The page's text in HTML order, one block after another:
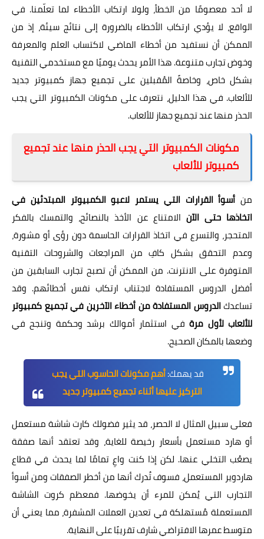
لا أحد معصومًا من الخطأ، ولولا ارتكاب الأخطاء لما تعلّمنا. في
الواقع، لا يؤدي ارتكاب الأخطاء بالضرورة إلى نتائج سيئة، إذ من
الممكن أن نستفيد من أخطاء الماضي لاكتساب العلم والمعرفة
وخوض تجارب متنوعة. هذا الأمر يحدث يوميًا مع مستخدمي التقنية
بشكل خاص، وخاصةً المُقبلين على تجميع جهاز كمبيوتر جديد
للألعاب. في هذا الدليل، نتعرف على مكونات الكمبيوتر التي يجب
الحذر منها عند تجميع جهاز للألعاب.
مكونات الكمبيوتر التي يجب الحذر منها عند تجميع
كمبيوتر للألعاب
من أسوأ القرارات التي يستمر لاعبو الكمبيوتر المبتدئين في
اتخاذها حتى الآن الامتناع عن الأخذ بالنصائح، والتمسك بالفكر
المتحجر، والتسرع في اتخاذ القرارات الحاسمة دون رؤى أو مشورة،
وعدم التحقق بشكل كافِ من المراجعات والشروحات التقنية
المتوفرة على الانترنت. من الممكن أن تصبح تجارب السابقين من
أفضل الدروس المستفادة لاجتناب ارتكاب نفس أخطائهم. وقد
تساعدكالدروس المستفادة من أخطاء الآخرين في تجميع كمبيوتر
للألعاب لأول مرةفي استثمار أموالك برشد وحكمة وتنجح في
وضعها بالمكان الصحيح.
قد يهمك:أهم مكونات الحاسوب التي يجب
التركيز عليها أثناء تجميع كمبيوتر جديد
فعلى سبيل المثال لا الحصر، قد يثير فضولك كارت شاشة مستعمل
أو هارد مستعمل بأسعار رخيصة للغاية، وقد تعتقد أنها صفقة
يصعُب التخلي عنها. لكن إذا كنت واعِ تمامًا لما يحدث في قطاع
هاردوير المستعمل، فسوف تُدرك أنها من أخطر الصفقات ومن أسوأ
التجارب التي يُمكن للمرء أن يخوضها. فمعظم كروت الشاشة
المستعملة مُستهلكة في تعدين العملات المشفرة، مما يعني أن
متوسط عمرها الافتراضي شارف تقريبًا على النهاية.